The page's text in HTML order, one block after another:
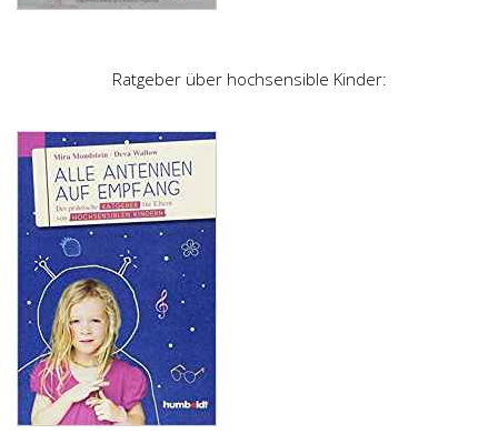
Ratgeber über hochsensible Kinder: